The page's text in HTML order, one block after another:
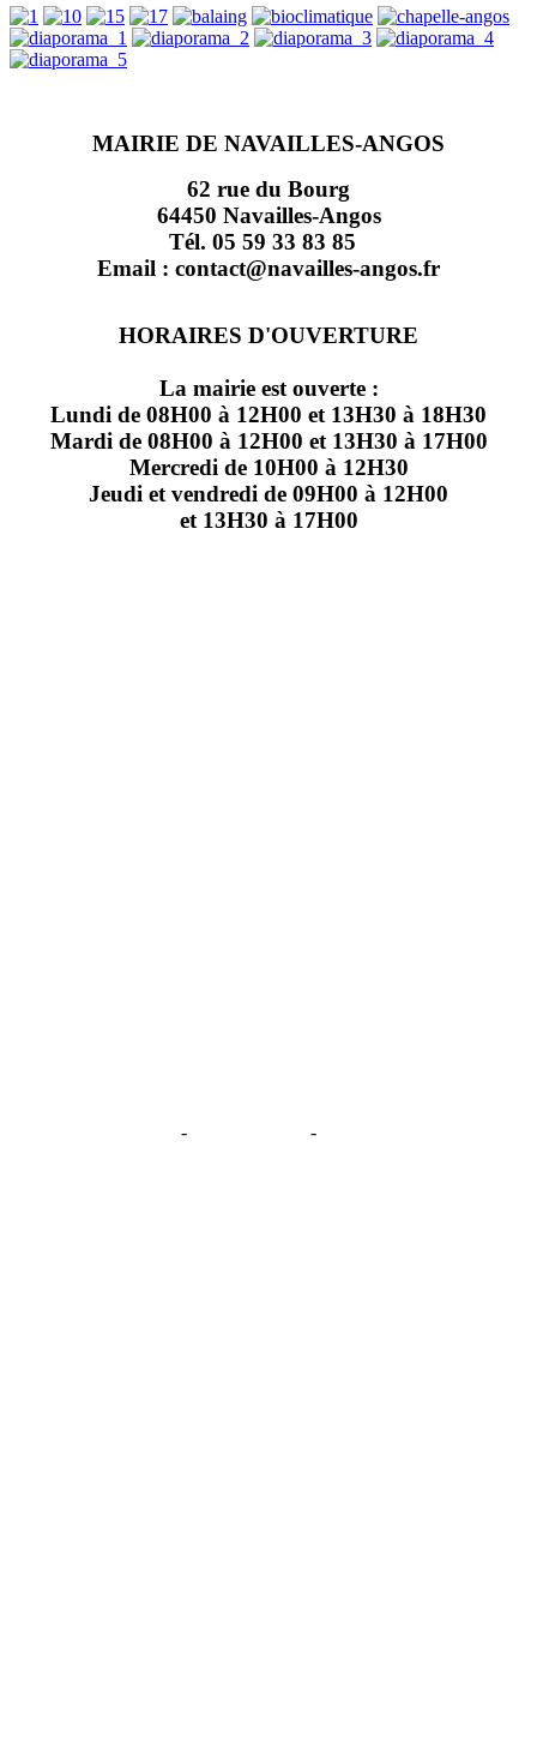
MAIRIE DE NAVAILLES-ANGOS
62 rue du Bourg
64450 Navailles-Angos
Tél. 05 59 33 83 85
Email : contact@navailles-angos.fr
HORAIRES D'OUVERTURE
La mairie est ouverte :
Lundi de 08H00 à 12H00 et 13H30 à 18H30
Mardi de 08H00 à 12H00 et 13H30 à 17H00
Mercredi de 10H00 à 12H30
Jeudi et vendredi de 09H00 à 12H00
et 13H30 à 17H00
- -